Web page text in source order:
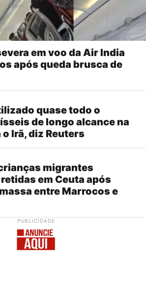
em voo da Air India
após queda brusca de
quase todo o
de longo alcance na
Irã, diz Reuters
migrantes
em Ceuta após
entre Marrocos e
PUBLICIDADE